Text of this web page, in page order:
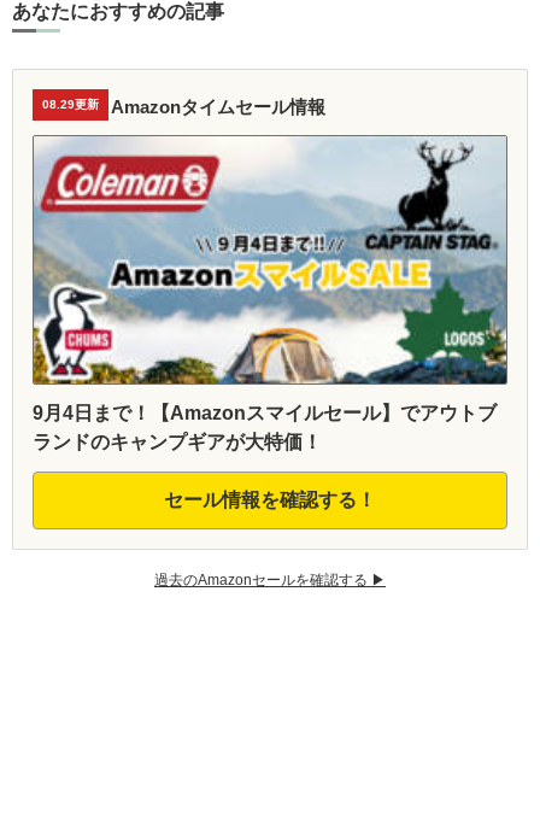
あなたにおすすめの記事
08.29更新 Amazonタイムセール情報
9月4日まで！【Amazonスマイルセール】でアウトブ
ランドのキャンプギアが大特価！
セール情報を確認する！
過去のAmazonセールを確認する ▶︎